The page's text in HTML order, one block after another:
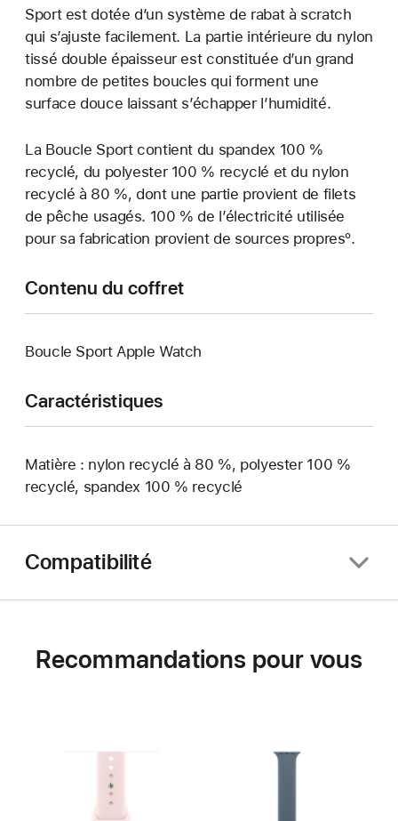
Sport est dotée d’un système de rabat à scratch
qui s’ajuste facilement. La partie intérieure du nylon
tissé double épaisseur est constituée d’un grand
nombre de petites boucles qui forment une
surface douce laissant s’échapper l’humidité.
La Boucle Sport contient du spandex 100 %
recyclé, du polyester 100 % recyclé et du nylon
recyclé à 80 %, dont une partie provient de filets
de pêche usagés. 100 % de l’électricité utilisée
pour sa fabrication provient de sources propresº.
Contenu du coffret
Boucle Sport Apple Watch
Caractéristiques
Matière : nylon recyclé à 80 %, polyester 100 %
recyclé, spandex 100 % recyclé
Compatibilité
Recommandations pour vous